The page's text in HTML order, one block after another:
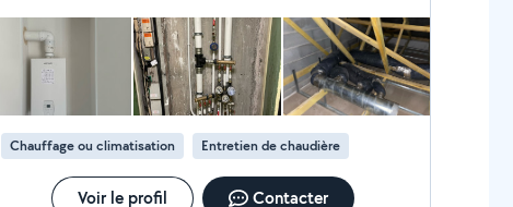
sans hésitation. Je referai appel à lui si j’ai de nouveau du travail
de plomberie à faire faire.
Chauffage ou climatisation Entretien de chaudière
Voir le profil Contacter